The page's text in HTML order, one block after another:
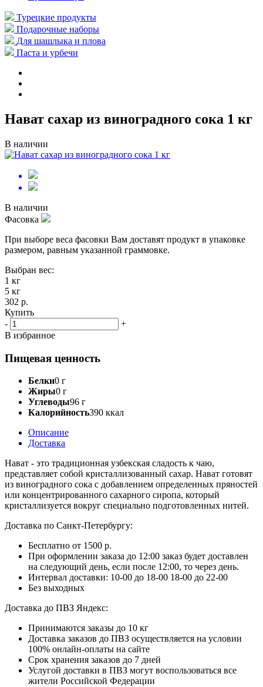
Турецкие продукты
Подарочные наборы
Для шашлыка и плова
Паста и урбечи
Нават сахар из виноградного сока 1 кг
В наличии
В наличии
Фасовка
При выборе веса фасовки Вам доставят продукт в упаковке
размером, равным указанной граммовке.
Выбран вес:
1 кг
5 кг
302 р.
Купить
-
+
В избранное
Пищевая ценность
Белки0 г
Жиры0 г
Углеводы96 г
Калорийность390 ккал
Описание
Доставка
Нават - это традиционная узбекская сладость к чаю,
представляет собой кристаллизованный сахар. Нават готовят
из виноградного сока с добавлением определенных пряностей
или концентрированного сахарного сиропа, который
кристаллизуется вокруг специально подготовленных нитей.
Доставка по Санкт-Петербургу:
Бесплатно от 1500 р.
При оформлении заказа до 12:00 заказ будет доставлен
на следующий день, если после 12:00, то через день.
Интервал доставки: 10-00 до 18-00 18-00 до 22-00
Без выходных
Доставка до ПВЗ Яндекс:
Принимаются заказы до 10 кг
Доставка заказов до ПВЗ осуществляется на условии
100% онлайн-оплаты на сайте
Срок хранения заказов до 7 дней
Услугой доставки в ПВЗ могут воспользоваться все
жители Российской Федерации